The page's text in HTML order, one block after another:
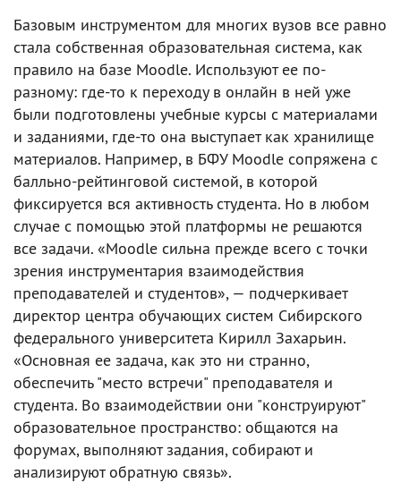
Базовым инструментом для многих вузов все равно
стала собственная образовательная система, как
правило на базе Moodle. Используют ее по-
разному: где-то к переходу в онлайн в ней уже
были подготовлены учебные курсы с материалами
и заданиями, где-то она выступает как хранилище
материалов. Например, в БФУ Moodle сопряжена с
балльно-рейтинговой системой, в которой
фиксируется вся активность студента. Но в любом
случае с помощью этой платформы не решаются
все задачи. «Moodle сильна прежде всего с точки
зрения инструментария взаимодействия
преподавателей и студентов», — подчеркивает
директор центра обучающих систем Сибирского
федерального университета Кирилл Захарьин.
«Основная ее задача, как это ни странно,
обеспечить "место встречи" преподавателя и
студента. Во взаимодействии они "конструируют"
образовательное пространство: общаются на
форумах, выполняют задания, собирают и
анализируют обратную связь».